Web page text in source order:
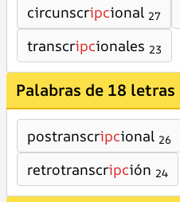
circunscripcional 27
transcripcionales 23
Palabras de 18 letras
postranscripcional 26
retrotranscripción 24